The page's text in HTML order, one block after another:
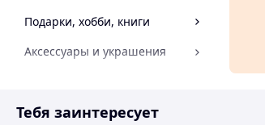
Подарки, хобби, книги
Аксессуары и украшения
Спорт и отдых
Тебя заинтересует